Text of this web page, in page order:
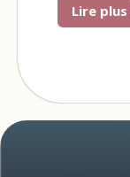
Lire plus